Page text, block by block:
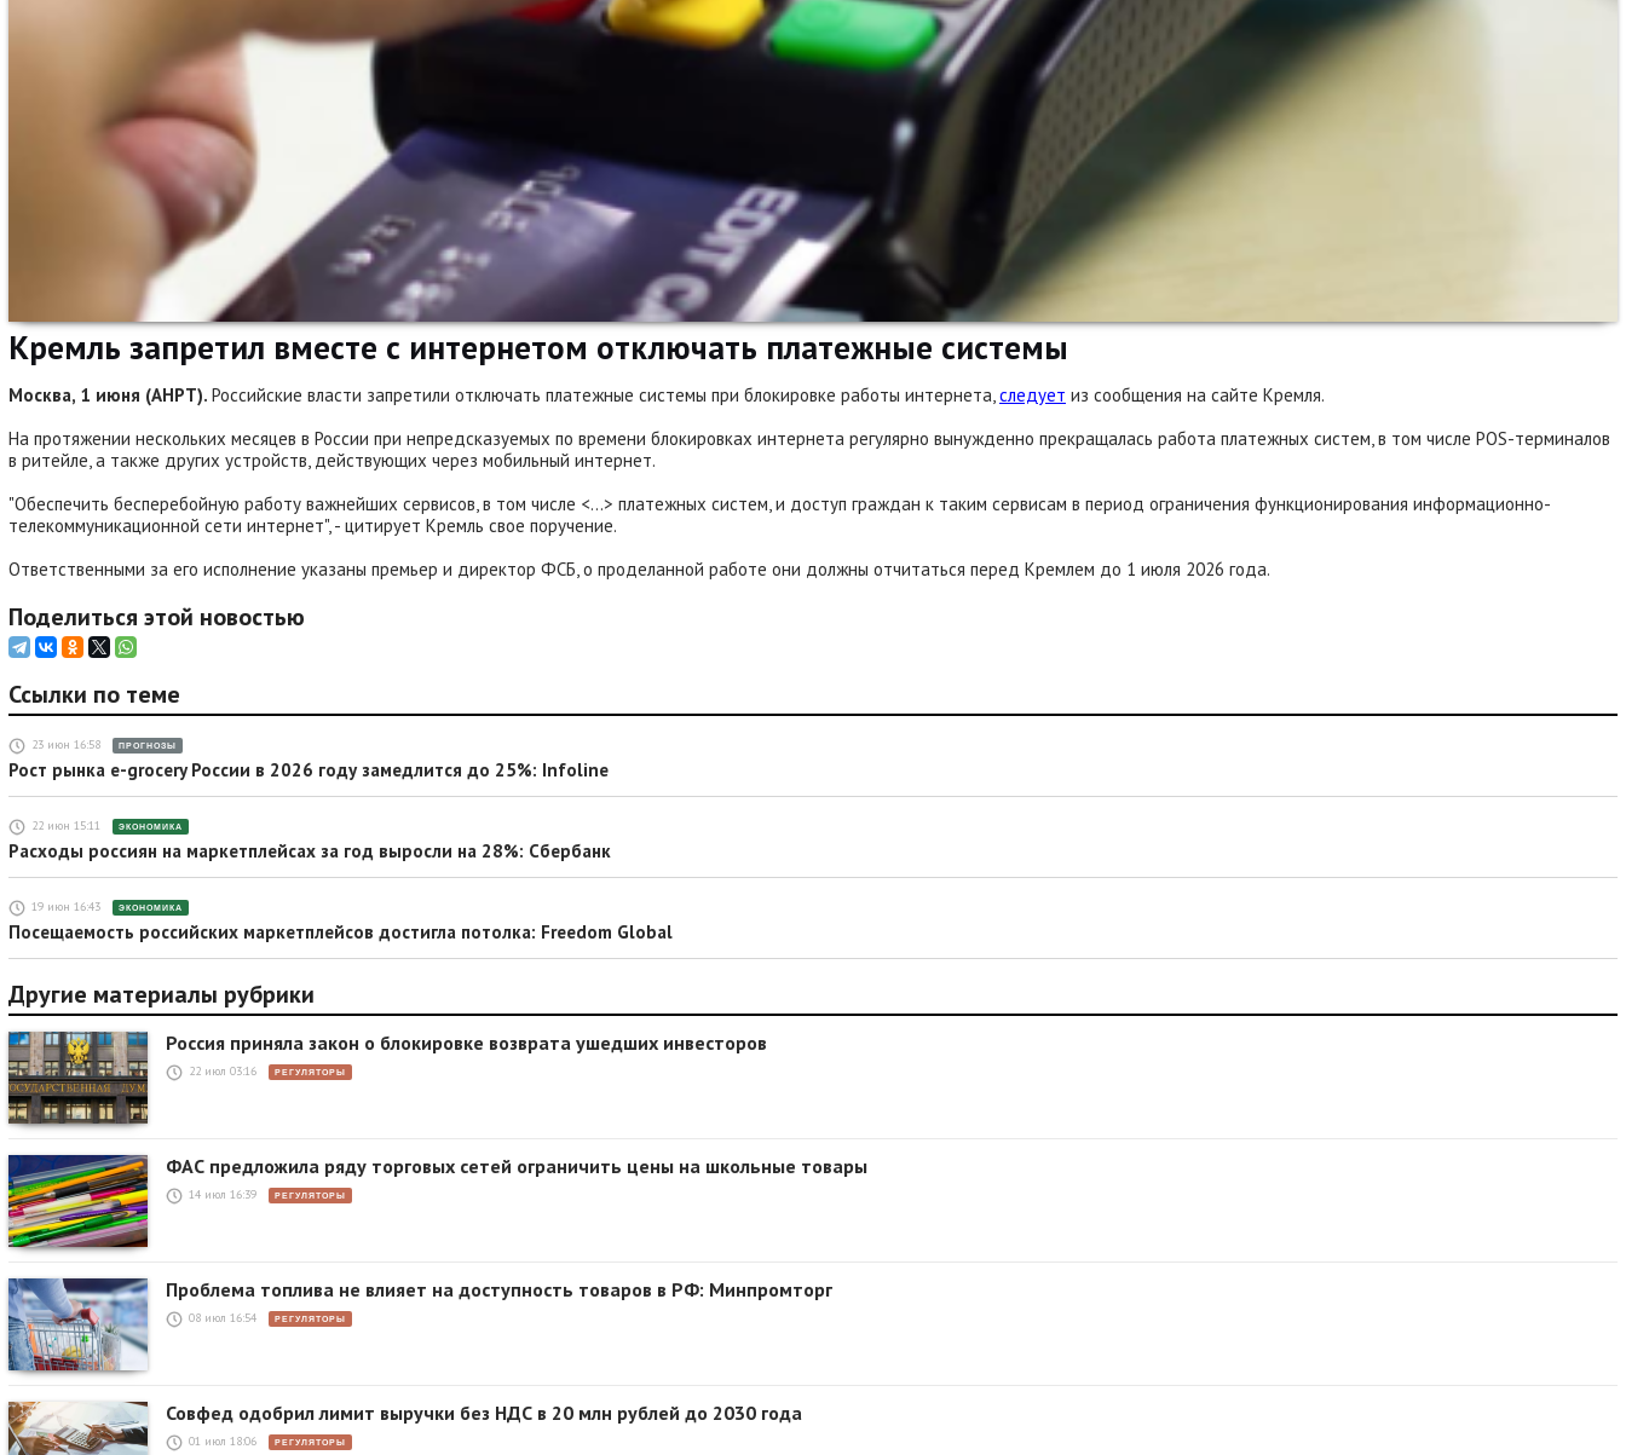
Кремль запретил вместе с интернетом отключать платежные системы
Москва, 1 июня (АНРТ). Российские власти запретили отключать платежные системы при блокировке работы интернета,следует из сообщения на сайте Кремля.
На протяжении нескольких месяцев в России при непредсказуемых по времени блокировках интернета регулярно вынужденно прекращалась работа платежных систем, в том числе POS-терминалов
в ритейле, а также других устройств, действующих через мобильный интернет.
"Обеспечить бесперебойную работу важнейших сервисов, в том числе <...> платежных систем, и доступ граждан к таким сервисам в период ограничения функционирования информационно-
телекоммуникационной сети интернет", - цитирует Кремль свое поручение.
Ответственными за его исполнение указаны премьер и директор ФСБ, о проделанной работе они должны отчитаться перед Кремлем до 1 июля 2026 года.
Поделиться этой новостью
Ссылки по теме
23 июн 16:58 ПРОГНОЗЫ
Рост рынка e-grocery России в 2026 году замедлится до 25%: Infoline
22 июн 15:11 ЭКОНОМИКА
Расходы россиян на маркетплейсах за год выросли на 28%: Сбербанк
19 июн 16:43 ЭКОНОМИКА
Посещаемость российских маркетплейсов достигла потолка: Freedom Global
Другие материалы рубрики
Россия приняла закон о блокировке возврата ушедших инвесторов
22 июл 03:16 РЕГУЛЯТОРЫ
ФАС предложила ряду торговых сетей ограничить цены на школьные товары
14 июл 16:39 РЕГУЛЯТОРЫ
Проблема топлива не влияет на доступность товаров в РФ: Минпромторг
08 июл 16:54 РЕГУЛЯТОРЫ
Совфед одобрил лимит выручки без НДС в 20 млн рублей до 2030 года
01 июл 18:06 РЕГУЛЯТОРЫ